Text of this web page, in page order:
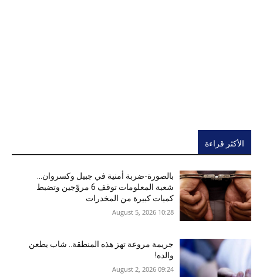
الأكثر قراءة
بالصورة-ضربة أمنية في جبيل وكسروان…
شعبة المعلومات توقف 6 مروّجين وتضبط
كميات كبيرة من المخدرات
10:28 2026 ,August 5
جريمة مروعة تهز هذه المنطقة.. شاب يطعن
والده!
09:24 2026 ,August 2